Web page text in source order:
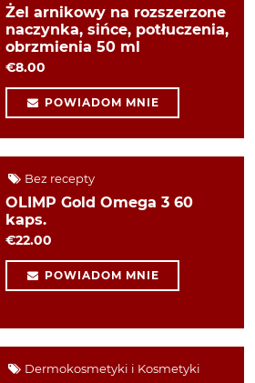
Żel arnikowy na rozszerzone
naczynka, sińce, potłuczenia,
obrzmienia 50 ml
€8.00
POWIADOM MNIE
Bez recepty
OLIMP Gold Omega 3 60
kaps.
€22.00
POWIADOM MNIE
Dermokosmetyki i Kosmetyki